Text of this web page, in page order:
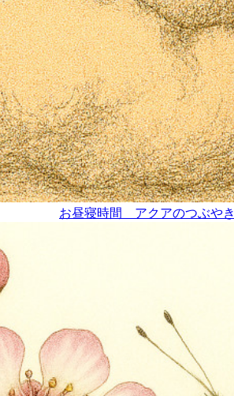
お昼寝時間 アクアのつぶやき